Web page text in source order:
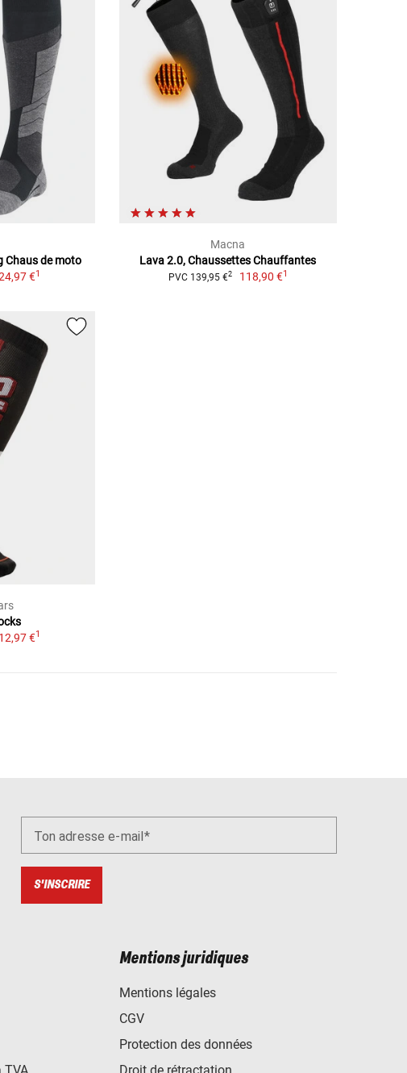
Chaus de moto
€1
Macna
Lava 2.0, Chaussettes Chauffantes
PVC 139,95 €2 118,90 €1
12,97 €1
Ton adresse e-mail
S'INSCRIRE
TVA
Mentions juridiques
Mentions légales
CGV
Protection des données
Droit de rétractation